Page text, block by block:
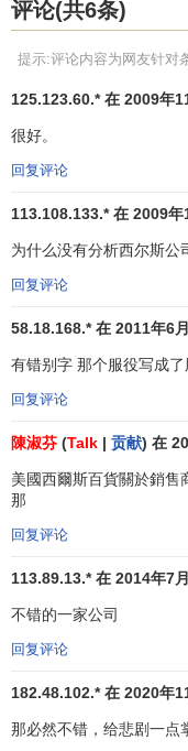
的邮购商品手册上，
机械零部件到及帽鞋
业学校用作教学参考
方提心吊胆改变成为
斯公司邮购营业额每
国和世界其他同行。
购总额不下1000亿美
亿日元，英国有30多
20年代后期，伍德
的开发计划。第一次
供给，采购及运输，
司聘为副董事长，他
他一方面继续抓好邮
发展门市零售 --零售
和农村消费者服务，
家零售店铺，到1931
零售商店的激增，提
人才，伍德在他任公
选、培养人员的工作
作用，西尔斯公司一
评论(共6条)
提示:评论内容为网友针对
125.123.60.* 在 2009年
很好。
回复评论
113.108.133.* 在 2009
为什么没有分析西尔斯公
回复评论
58.18.168.* 在 2011年6
有错别字 那个服役写成
回复评论
陳淑芬 (Talk | 贡献) 在
美國西爾斯百貨關於銷售
那
回复评论
113.89.13.* 在 2014年7
不错的一家公司
回复评论
182.48.102.* 在 2020年
那必然不错，给悲剧一点